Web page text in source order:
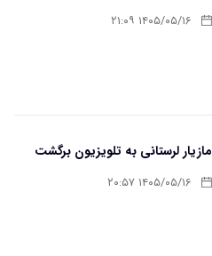
۱۴۰۵/۰۵/۱۶ ۲۱:۰۹
مازیار لرستانی به تلویزیون برگشت
۱۴۰۵/۰۵/۱۶ ۲۰:۵۷